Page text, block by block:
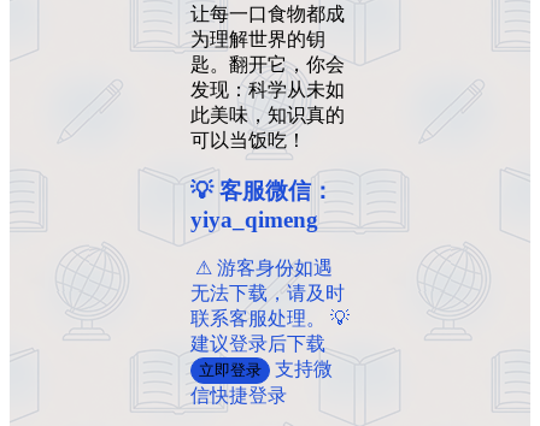
让每一口食物都成
为理解世界的钥
匙。翻开它，你会
发现：科学从未如
此美味，知识真的
可以当饭吃！
💡 客服微信：
yiya_qimeng
️ ️⚠ 游客身份如遇
无法下载，请及时
联系客服处理。 💡
建议登录后下载
立即登录
支持微
信快捷登录